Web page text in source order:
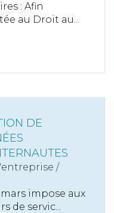
: Afin
au Droit au...
DE
/
impose aux
de servic...